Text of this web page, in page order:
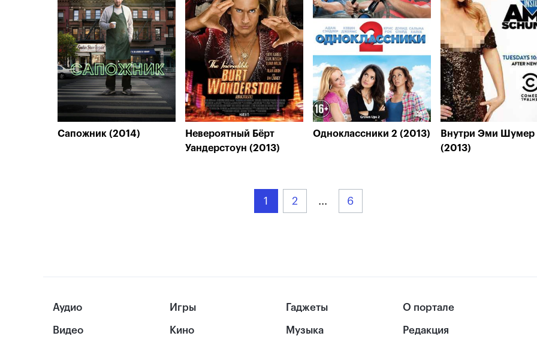
Сапожник (2014)
Невероятный Бёрт
Уандерстоун (2013)
Одноклассники 2 (2013)
Внутри Эми Шумер
(2013)
1 2 ... 6
Аудио
Видео
Игры
Кино
Гаджеты
Музыка
О портале
Редакция